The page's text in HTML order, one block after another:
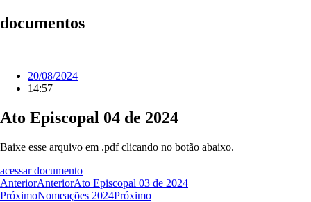
documentos
20/08/2024
14:57
Ato Episcopal 04 de 2024
Baixe esse arquivo em .pdf clicando no botão abaixo.
acessar documento
AnteriorAnteriorAto Episcopal 03 de 2024
PróximoNomeações 2024Próximo